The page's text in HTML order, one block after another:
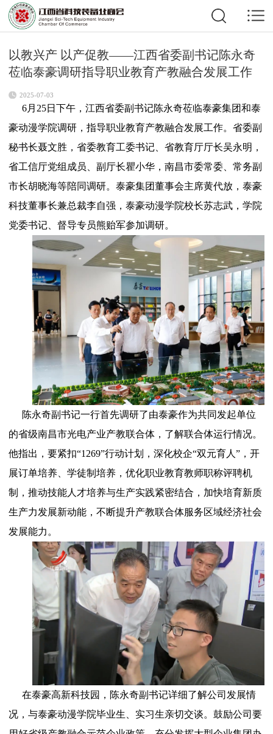
以教兴产 以产促教——江西省委副书记陈永奇
莅临泰豪调研指导职业教育产教融合发展工作
2025-07-03
6月25日下午，江西省委副书记陈永奇莅临泰豪集团和泰
豪动漫学院调研，指导职业教育产教融合发展工作。省委副
秘书长聂文胜，省委教育工委书记、省教育厅厅长吴永明，
省工信厅党组成员、副厅长瞿小华，南昌市委常委、常务副
市长胡晓海等陪同调研。泰豪集团董事会主席黄代放，泰豪
科技董事长兼总裁李自强，泰豪动漫学院校长苏志武，学院
党委书记、督导专员熊贻军参加调研。
陈永奇副书记一行首先调研了由泰豪作为共同发起单位
的省级南昌市光电产业产教联合体，了解联合体运行情况。
他指出，要紧扣“1269”行动计划，深化校企“双元育人”，开
展订单培养、学徒制培养，优化职业教育教师职称评聘机
制，推动技能人才培养与生产实践紧密结合，加快培育新质
生产力发展新动能，不断提升产教联合体服务区域经济社会
发展能力。
在泰豪高新科技园，陈永奇副书记详细了解公司发展情
况，与泰豪动漫学院毕业生、实习生亲切交谈。鼓励公司要